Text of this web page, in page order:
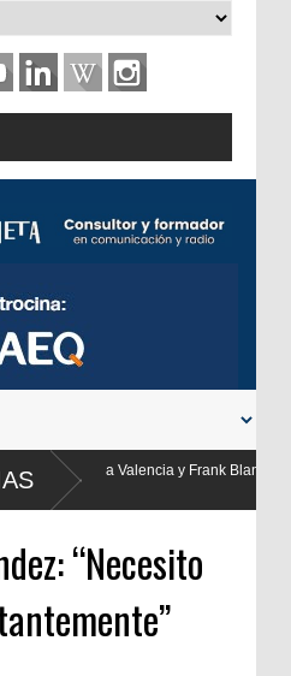
a
“Necesito